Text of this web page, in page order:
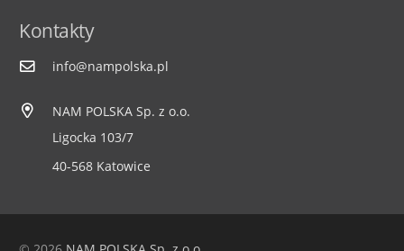
Kontakty
info@nampolska.pl
NAM POLSKA Sp. z o.o.
Ligocka 103/7
40-568 Katowice